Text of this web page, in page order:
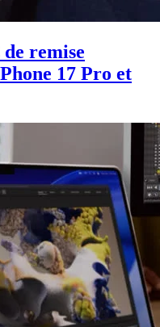
remise
17 Pro et